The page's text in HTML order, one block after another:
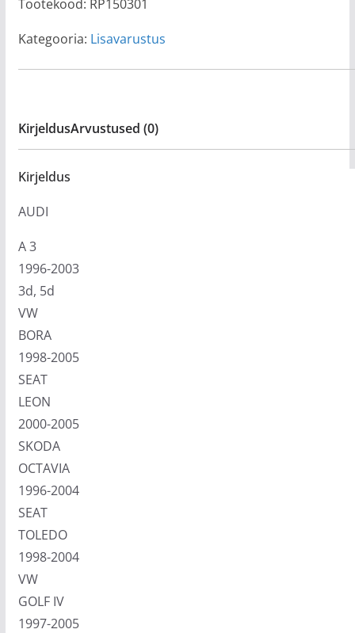
Tootekood: RP150301
Kategooria: Lisavarustus
KirjeldusArvustused (0)
Kirjeldus
AUDI
A 3
1996-2003
3d, 5d
VW
BORA
1998-2005
SEAT
LEON
2000-2005
SKODA
OCTAVIA
1996-2004
SEAT
TOLEDO
1998-2004
VW
GOLF IV
1997-2005